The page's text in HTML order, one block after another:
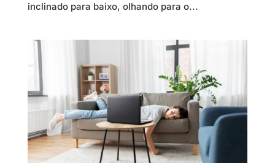
inclinado para baixo, olhando para o...